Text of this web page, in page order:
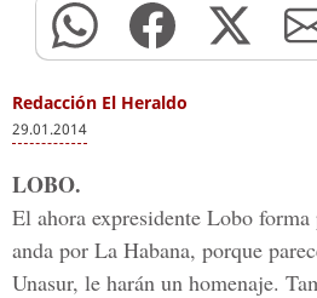
Redacción El Heraldo
29.01.2014
LOBO.
El ahora expresidente Lobo
anda por La Habana, porque
Unasur, le harán un homenaje.